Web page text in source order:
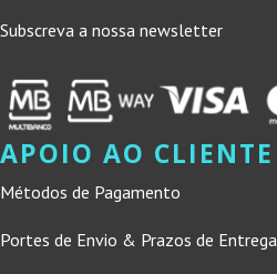
Subscreva a nossa newsletter
APOIO AO CLIENTE
Métodos de Pagamento
Portes de Envio & Prazos de Entrega